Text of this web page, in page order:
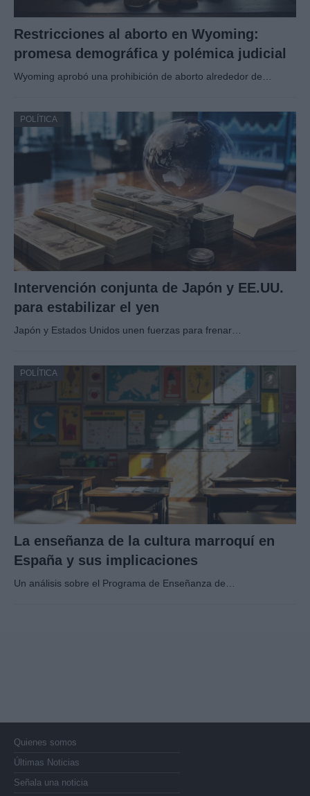
Restricciones al aborto en Wyoming:
promesa demográfica y polémica judicial
Wyoming aprobó una prohibición de aborto alrededor de…
POLÍTICA
Intervención conjunta de Japón y EE.UU.
para estabilizar el yen
Japón y Estados Unidos unen fuerzas para frenar…
POLÍTICA
La enseñanza de la cultura marroquí en
España y sus implicaciones
Un análisis sobre el Programa de Enseñanza de…
Quienes somos
Últimas Noticias
Señala una noticia